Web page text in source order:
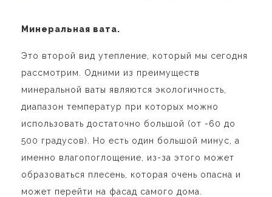
Минеральная вата.
Это второй вид утепление, который мы сегодня
рассмотрим. Одними из преимуществ
минеральной ваты являются экологичность,
диапазон температур при которых можно
использовать достаточно большой (от -60 до
500 градусов). Но есть один большой минус, а
именно влагопоглощение, из-за этого может
образоваться плесень, которая очень опасна и
может перейти на фасад самого дома.